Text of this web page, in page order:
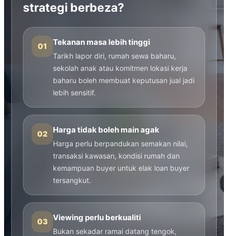
strategi berbeza?
01 Tekanan masa lebih tinggi
Tarikh lapor diri, rumah sewa baharu,
sekolah anak atau komitmen lokasi kerja
baharu boleh membuat keputusan jual jadi
lebih sensitif.
02 Harga tidak boleh main agak
Harga perlu berpandukan semakan nilai,
transaksi kawasan, kondisi rumah dan
kemampuan buyer untuk elak loan buyer
tersangkut.
03 Viewing perlu berkualiti
Bukan sekadar ramai datang tengok,